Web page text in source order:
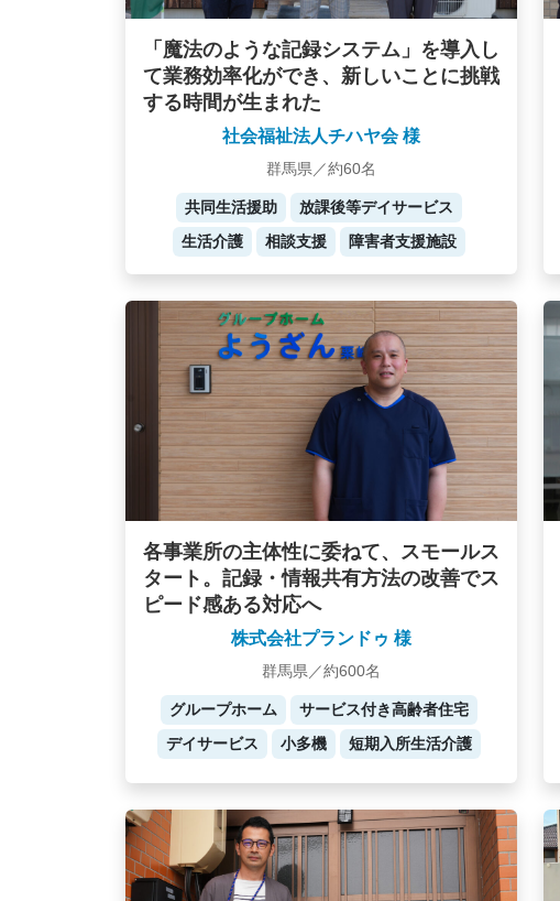
「魔法のような記録システム」を導入し
て業務効率化ができ、新しいことに挑戦
する時間が生まれた
社会福祉法人チハヤ会 様
群馬県／約60名
共同生活援助
放課後等デイサービス
生活介護
相談支援 障害者支援施設
各事業所の主体性に委ねて、スモールス
タート。記録・情報共有方法の改善でス
ピード感ある対応へ
株式会社プランドゥ 様
群馬県／約600名
グループホーム
サービス付き高齢者住宅
デイサービス
小多機 短期入所生活介護